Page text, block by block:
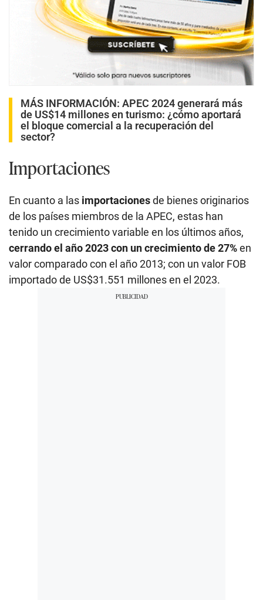
MÁS INFORMACIÓN: APEC 2024 generará más
de US$14 millones en turismo: ¿cómo aportará
el bloque comercial a la recuperación del
sector?
Importaciones
En cuanto a las importacionesde bienes originarios
de los países miembros de la APEC, estas han
tenido un crecimiento variable en los últimos años,
cerrando el año 2023 con un crecimiento de 27%en
valor comparado con el año 2013; con un valor FOB
importado de US$31.551 millones en el 2023.